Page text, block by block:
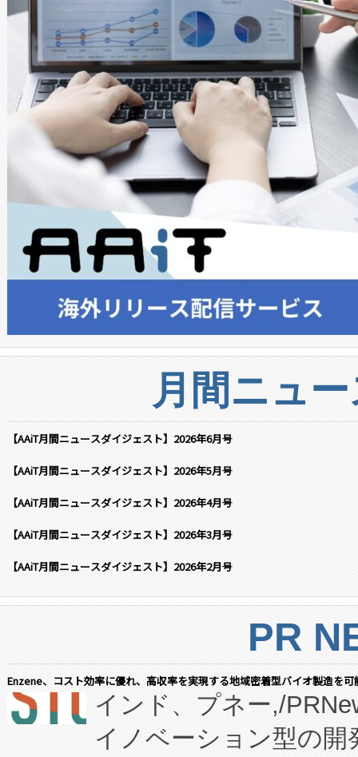
月間ニュ
【AAiT月間ニュースダイジェスト】2026年6月号
【AAiT月間ニュースダイジェスト】2026年5月号
【AAiT月間ニュースダイジェスト】2026年4月号
【AAiT月間ニュースダイジェスト】2026年3月号
【AAiT月間ニュースダイジェスト】2026年2月号
PR
Enzene、コスト効率に優れ、高収率を実現する地域密着型バイオ製造を
インド、プネー,/
イノベーション型の